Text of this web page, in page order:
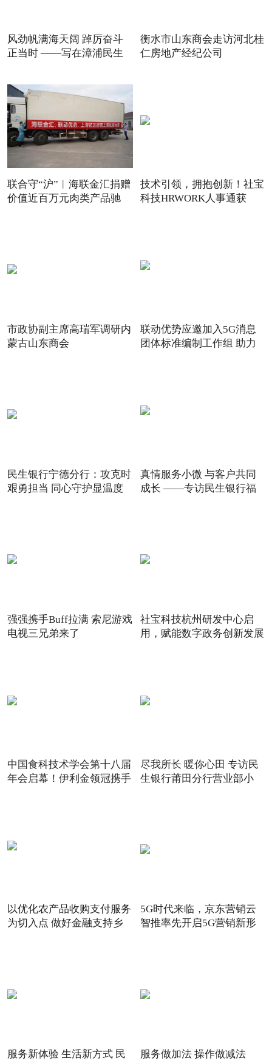
风劲帆满海天阔 踔厉奋斗
正当时 ——写在漳浦民生
衡水市山东商会走访河北桂
仁房地产经纪公司
联合守“沪”︱海联金汇捐赠
价值近百万元肉类产品驰
技术引领，拥抱创新！社宝
科技HRWORK人事通获
市政协副主席高瑞军调研内
蒙古山东商会
联动优势应邀加入5G消息
团体标准编制工作组 助力
民生银行宁德分行：攻克时
艰勇担当 同心守护显温度
真情服务小微 与客户共同
成长 ——专访民生银行福
强强携手Buff拉满 索尼游戏
电视三兄弟来了
社宝科技杭州研发中心启
用，赋能数字政务创新发展
中国食科技术学会第十八届
年会启幕！伊利金领冠携手
尽我所长 暖你心田 专访民
生银行莆田分行营业部小
以优化农产品收购支付服务
为切入点 做好金融支持乡
5G时代来临，京东营销云
智推率先开启5G营销新形
服务新体验 生活新方式 民
服务做加法 操作做减法